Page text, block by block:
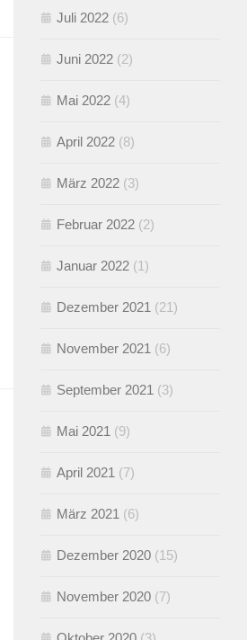
Juli 2022 (6)
Juni 2022 (2)
Mai 2022 (4)
April 2022 (8)
März 2022 (3)
Februar 2022 (2)
Januar 2022 (1)
Dezember 2021 (21)
November 2021 (6)
September 2021 (3)
Mai 2021 (9)
April 2021 (7)
März 2021 (6)
Dezember 2020 (15)
November 2020 (7)